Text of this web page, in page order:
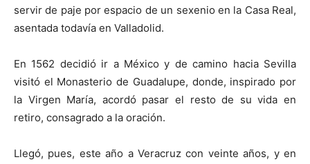
servir de paje por espacio de un sexenio en la Casa Real,
asentada todavía en Valladolid.
En 1562 decidió ir a México y de camino hacia Sevilla
visitó el Monasterio de Guadalupe, donde, inspirado por
la Virgen María, acordó pasar el resto de su vida en
retiro, consagrado a la oración.
Llegó, pues, este año a Veracruz con veinte años, y en